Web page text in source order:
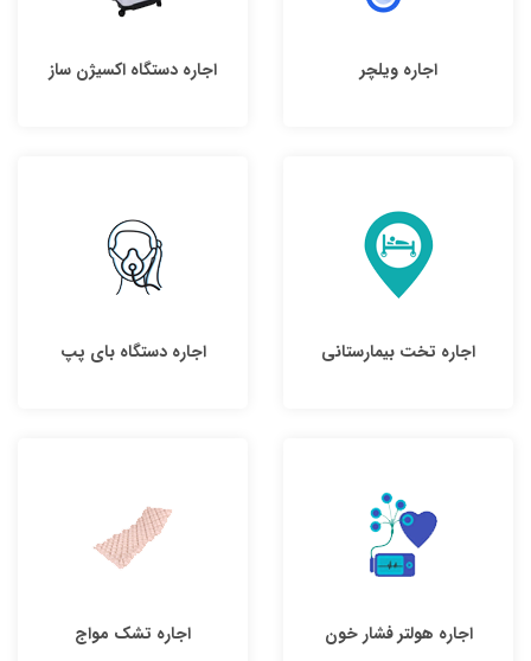
اجاره ویلچر اجاره دستگاه اکسیژن ساز
اجاره تخت بیمارستانی اجاره دستگاه بای پپ
اجاره هولتر فشار خون اجاره تشک مواج